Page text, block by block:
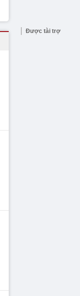
Được tài trợ